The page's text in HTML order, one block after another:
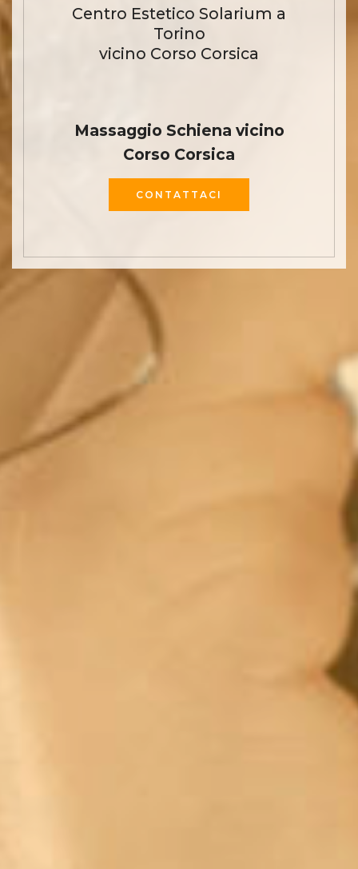
Centro Estetico Solarium a
Torino
vicino Corso Corsica
Massaggio Schiena vicino
Corso Corsica
CONTATTACI